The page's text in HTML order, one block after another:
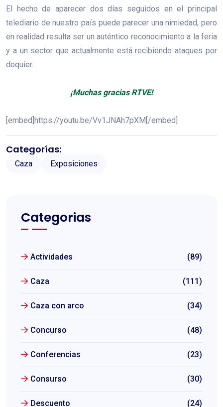
El hecho de aparecer dos días seguidos en el principal
telediario de nuestro país puede parecer una nimiedad, pero
en realidad resulta ser un auténtico reconocimiento a la feria
y a un sector que actualmente está recibiendo ataques por
doquier.
¡Muchas gracias RTVE!
[embed]https://youtu.be/Vv1JNAh7pXM[/embed]
Categorías:
Caza Exposiciones
Categorias
Actividades (89)
Caza (111)
Caza con arco (34)
Concurso (48)
Conferencias (23)
Consurso (30)
Descuento (24)